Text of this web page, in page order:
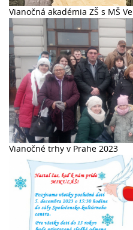
Vianočná akadémia ZŠ s MŠ
Vianočné trhy v Prahe 2023